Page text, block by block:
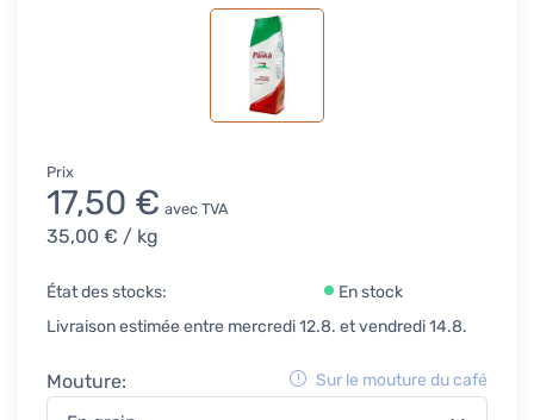
Prix
17,50 € avec TVA
35,00 € / kg
État des stocks:
En stock
Livraison estimée entre mercredi 12.8. et vendredi 14.8.
Mouture: Sur le mouture du café